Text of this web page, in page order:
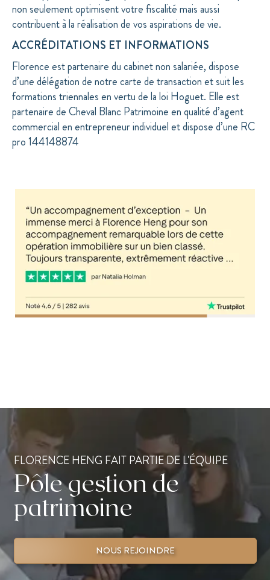
non seulement optimisent votre fiscalité mais aussi
contribuent à la réalisation de vos aspirations de vie.
ACCRÉDITATIONS ET INFORMATIONS
Florence est partenaire du cabinet non salariée, dispose
d’une délégation de notre carte de transaction et suit les
formations triennales en vertu de la loi Hoguet. Elle est
partenaire de Cheval Blanc Patrimoine en qualité d’agent
commercial en entrepreneur individuel et dispose d’une RC
pro 144148874
FLORENCE HENG FAIT PARTIE DE L'ÉQUIPE
Pôle gestion de
patrimoine
NOUS REJOINDRE